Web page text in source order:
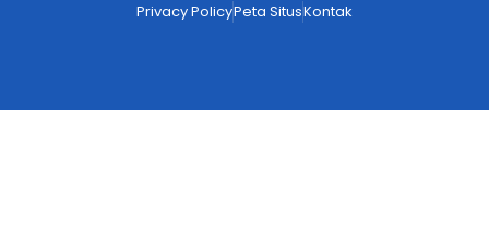
Privacy PolicyPeta SitusKontak